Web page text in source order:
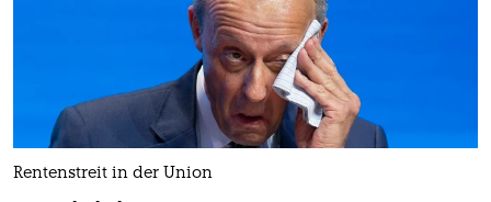
Rentenstreit in der Union